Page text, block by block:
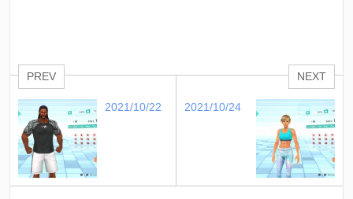
PREV
2021/10/22
NEXT
2021/10/24